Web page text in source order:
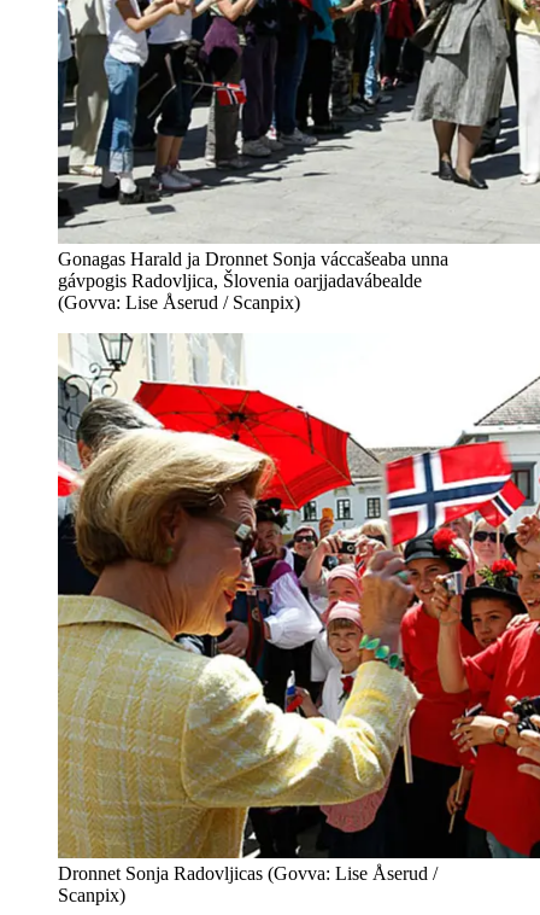
Gonagas Harald ja Dronnet Sonja váccašeaba unna
gávpogis Radovljica, Šlovenia oarjjadavábealde
(Govva: Lise Åserud / Scanpix)
Dronnet Sonja Radovljicas (Govva: Lise Åserud /
Scanpix)